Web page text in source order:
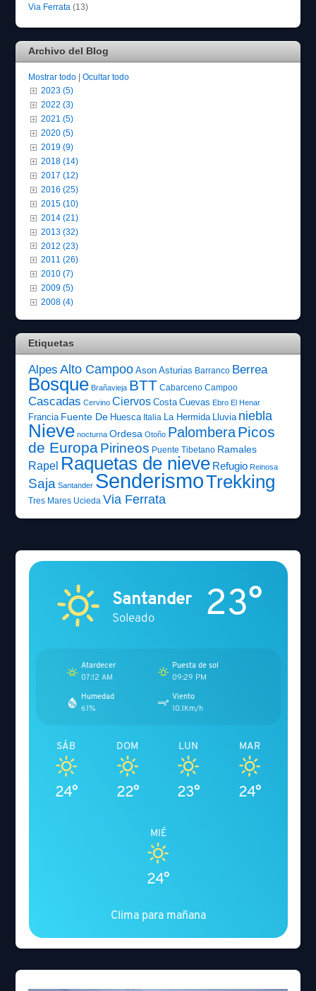
Via Ferrata (13)
Archivo del Blog
Mostrar todo |Ocultar todo
2023 (5)
2022 (3)
2021 (5)
2020 (5)
2019 (9)
2018 (14)
2017 (12)
2016 (25)
2015 (10)
2014 (21)
2013 (32)
2012 (23)
2011 (26)
2010 (7)
2009 (5)
2008 (4)
Etiquetas
Alpes Alto Campoo Ason Asturias Barranco Berrea
Bosque Brañavieja BTT Cabarceno Campoo
Cascadas Cervino Ciervos Costa Cuevas Ebro El Henar
Francia Fuente De Huesca Italia La Hermida Lluvia niebla
Nieve nocturna Ordesa Otoño PalomberaPicos
de EuropaPirineos Puente Tibetano Ramales
Rapel Raquetas de nieve Refugio Reinosa
Saja Santander SenderismoTrekking
Tres Mares Ucieda Via Ferrata
Santander
Soleado 23°
Atardecer
07:12 AM
Puesta de sol
09:29 PM
Humedad
61%
Viento
10.1Km/h
SÁB
24°
DOM
22°
LUN
23°
MAR
24°
MIÉ
24°
Clima para mañana